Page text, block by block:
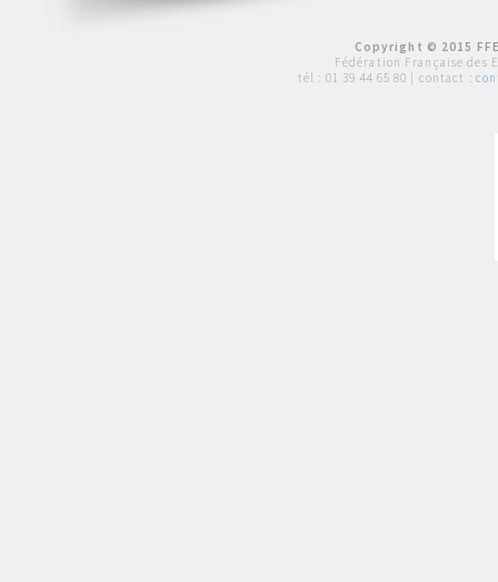
Copyright © 2015
Fédération Française des
tél : 01 39 44 65 80 | contact :